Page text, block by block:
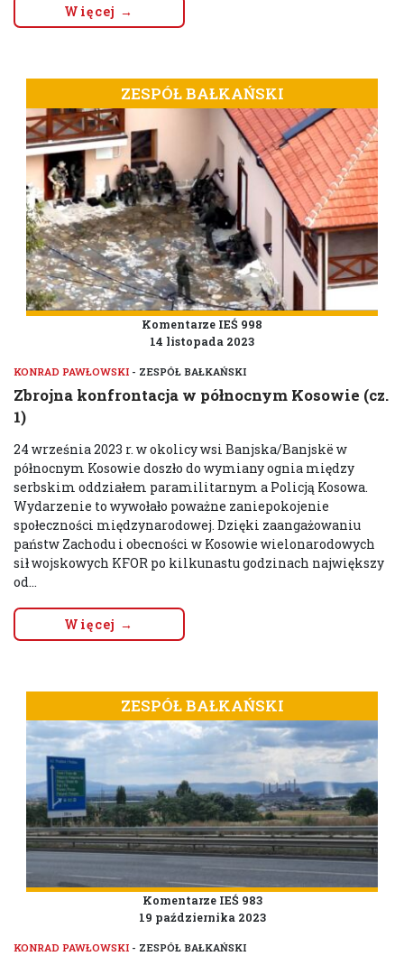
Więcej →
ZESPÓŁ BAŁKAŃSKI
Komentarze IEŚ 998
14 listopada 2023
KONRAD PAWŁOWSKI - ZESPÓŁ BAŁKAŃSKI
Zbrojna konfrontacja w północnym Kosowie (cz.
1)
24 września 2023 r. w okolicy wsi Banjska/Banjskë w
północnym Kosowie doszło do wymiany ognia między
serbskim oddziałem paramilitarnym a Policją Kosowa.
Wydarzenie to wywołało poważne zaniepokojenie
społeczności międzynarodowej. Dzięki zaangażowaniu
państw Zachodu i obecności w Kosowie wielonarodowych
sił wojskowych KFOR po kilkunastu godzinach największy
od...
Więcej →
ZESPÓŁ BAŁKAŃSKI
Komentarze IEŚ 983
19 października 2023
KONRAD PAWŁOWSKI - ZESPÓŁ BAŁKAŃSKI